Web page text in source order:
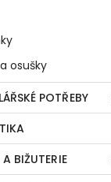
osušky
POTŘEBY
A BIŽUTERIE